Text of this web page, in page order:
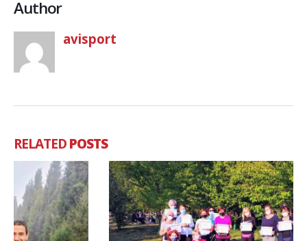
Author
avisport
RELATEDPOSTS